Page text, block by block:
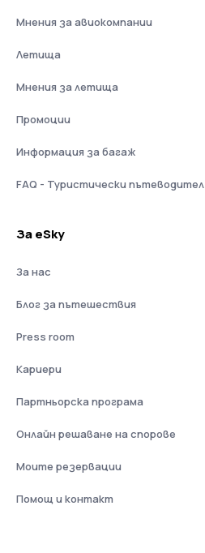
Мнения за авиокомпании
Летища
Мнения за летища
Промоции
Информация за багаж
FAQ - Туристически пътеводител
За eSky
За нас
Блог за пътешествия
Press room
Кариери
Партньорска програма
Онлайн решаване на спорове
Моите резервации
Помощ и контакт